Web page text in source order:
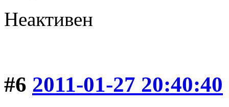
Неактивен
#6 2011-01-27 20:40:40